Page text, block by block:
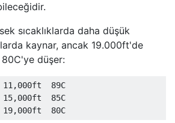
sıcaklıklarda daha düşük
kaynar, ancak 19.000ft'de
düşer:
11,000ft  89C
15,000ft  85C